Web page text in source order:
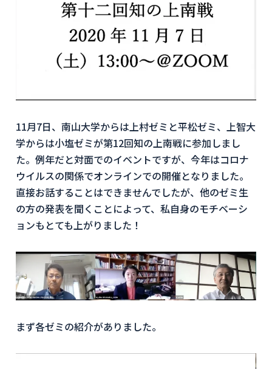
11月7日、南山大学からは上村ゼミと平松ゼミ、上智大
学からは小塩ゼミが第12回知の上南戦に参加しまし
た。例年だと対面でのイベントですが、今年はコロナ
ウイルスの関係でオンラインでの開催となりました。
直接お話することはできませんでしたが、他のゼミ生
の方の発表を聞くことによって、私自身のモチベーシ
ョンもとても上がりました！
まず各ゼミの紹介がありました。